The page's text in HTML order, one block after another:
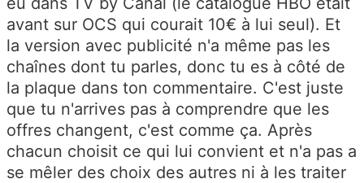
avant sur OCS qui courait 10€ à lui seul). Et
la version avec publicité n'a même pas les
chaînes dont tu parles, donc tu es à côté de
la plaque dans ton commentaire. C'est juste
que tu n'arrives pas à comprendre que les
offres changent, c'est comme ça. Après
chacun choisit ce qui lui convient et n'a pas a
se mêler des choix des autres ni à les traiter